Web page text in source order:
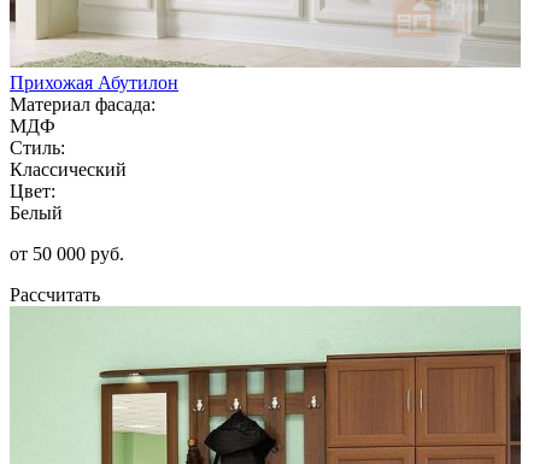
Прихожая Абутилон
Материал фасада:
МДФ
Стиль:
Классический
Цвет:
Белый
от 50 000 руб.
Рассчитать